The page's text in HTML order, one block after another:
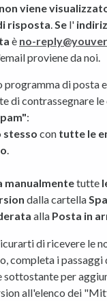
non viene
risposta Se l'
è no-
proviene da noi.
programma di posta
di contrassegnare
:
stesso con tutte le
.
manualmentetutte
dalla cartella
alla Posta in
di ricevere le
completa i
sottostante per
all'elenco dei